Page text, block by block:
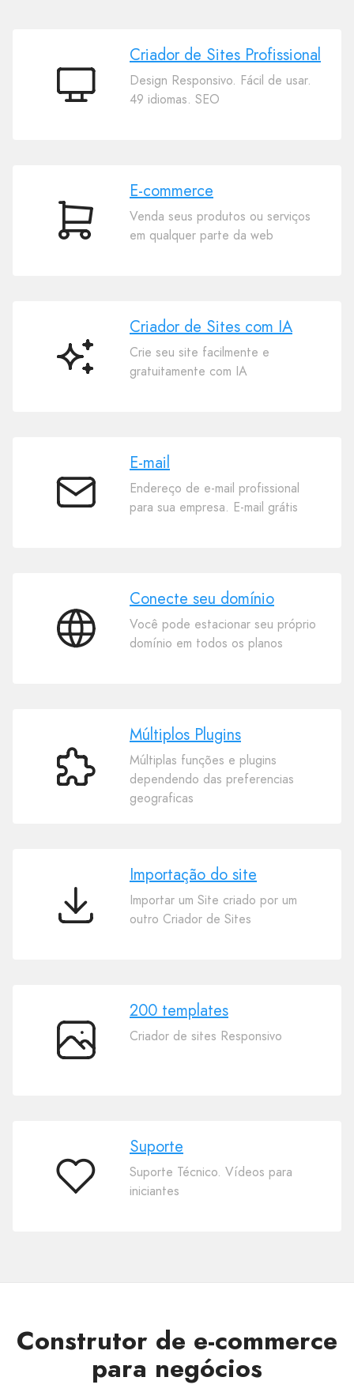
Criador
Criador de Sites Profissional
Design Responsivo. Fácil de usar.
49 idiomas. SEO
E-
E-commerce
Venda seus produtos ou serviços
em qualquer parte da web
Criador
Criador de Sites com IA
Crie seu site facilmente e
gratuitamente com IA
E-
E-mail
Endereço de e-mail profissional
para sua empresa. E-mail grátis
Conecte
Conecte seu domínio
Você pode estacionar seu próprio
domínio em todos os planos
Múltiplos
Múltiplos Plugins
Múltiplas funções e plugins
dependendo das preferencias
geograficas
Importação
Importação do site
Importar um Site criado por um
outro Criador de Sites
200
200 templates
Criador de sites Responsivo
Suporte
Suporte
Suporte Técnico. Vídeos para
iniciantes
Construtor de e-commerce
para negócios